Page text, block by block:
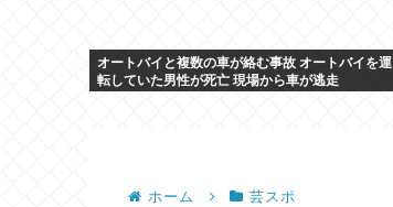
オートバイと複数の車が絡む事故 オートバイを運
転していた男性が死亡 現場から車が逃走
ホーム 芸スポ